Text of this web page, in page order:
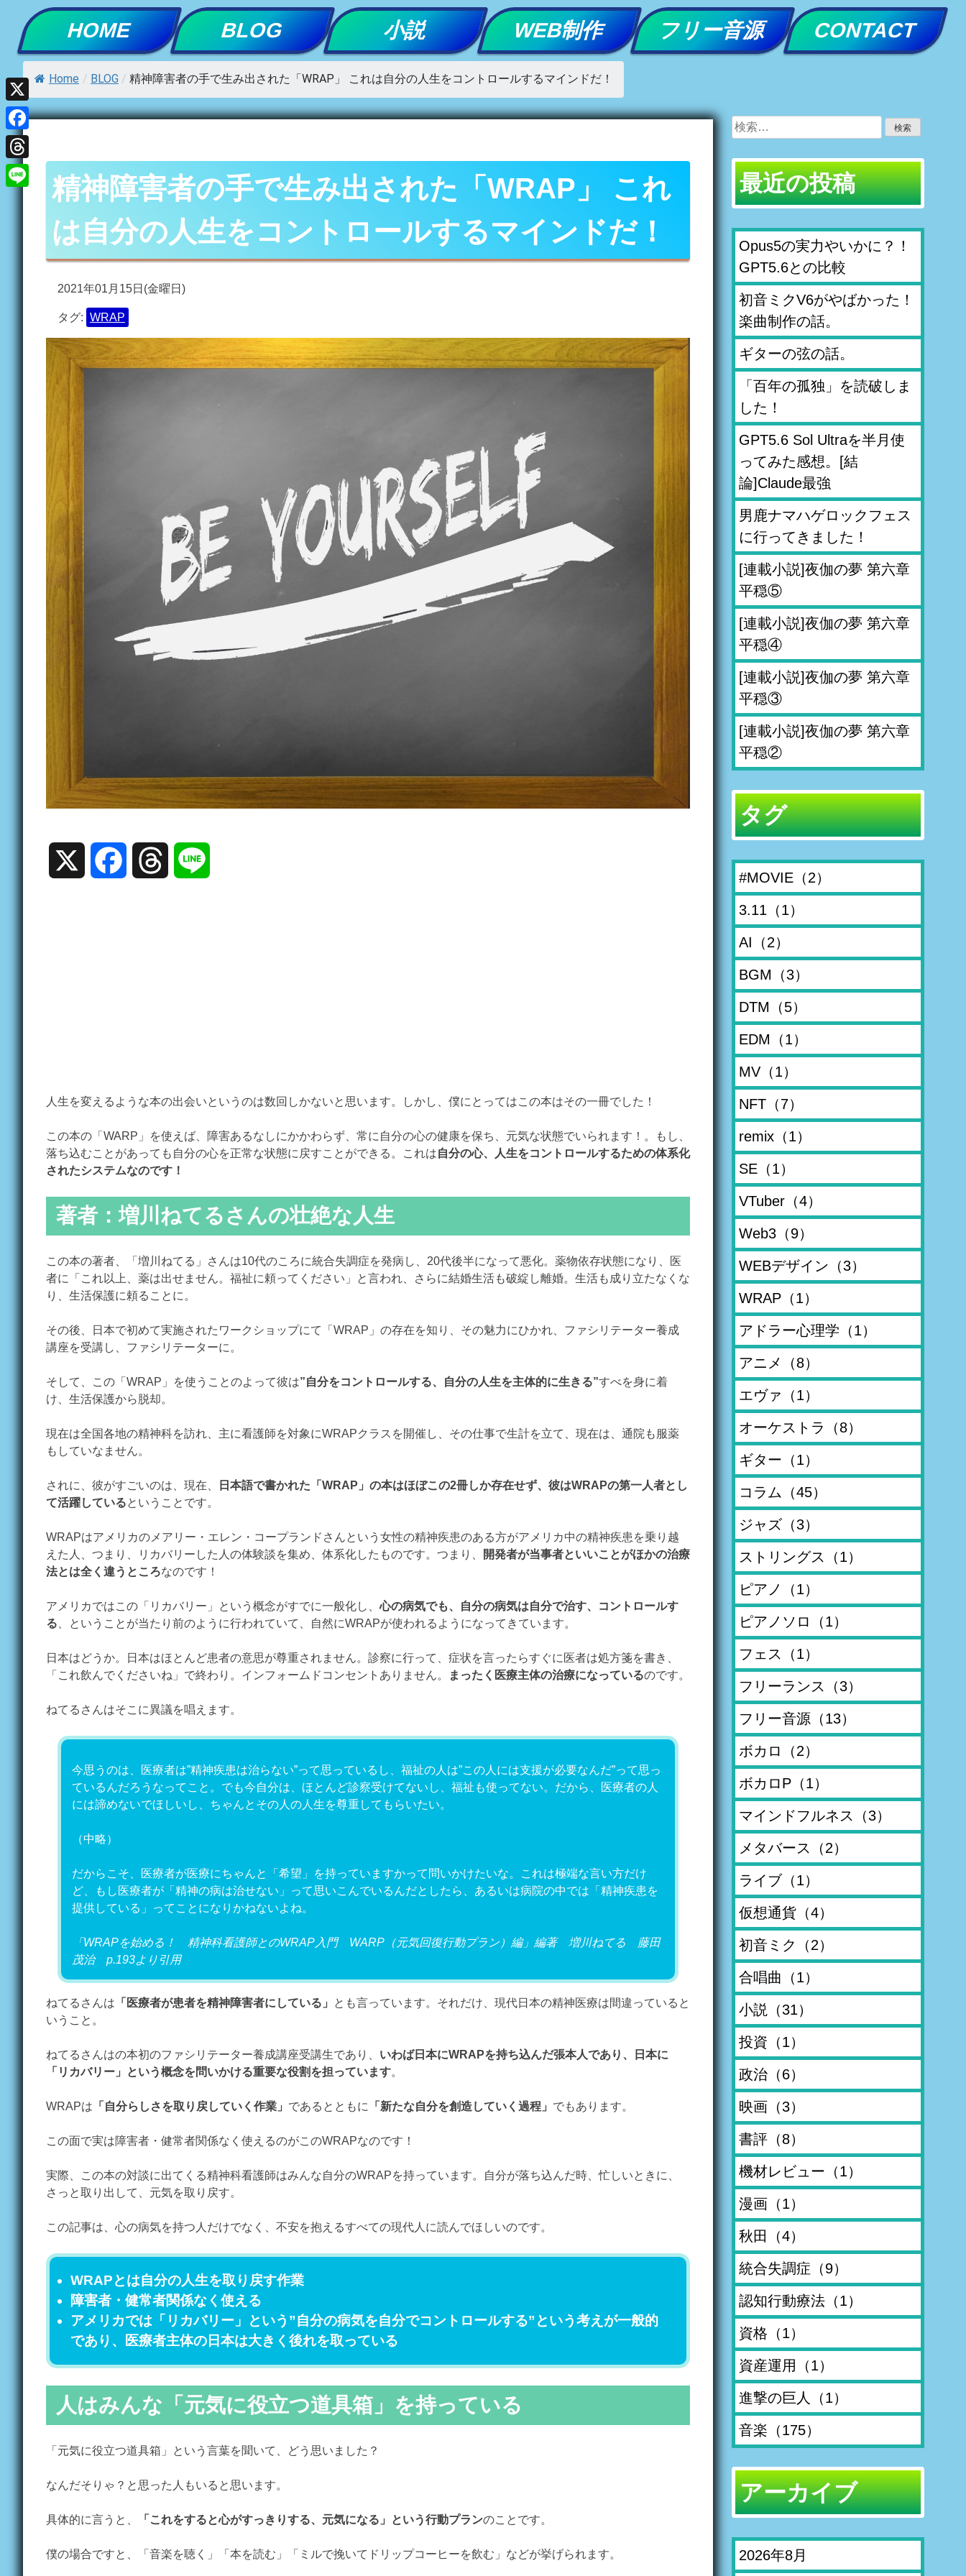
Skip
to
content
HOME BLOG 小説 WEB制作 フリー音源 CONTACT
Home / BLOG / 精神障害者の手で生み出された「WRAP」 これは自分の人生をコントロールするマインドだ！
精神障害者の手で生み出された「WRAP」 これ
は自分の人生をコントロールするマインドだ！
2021年01月15日(金曜日)
タグ: WRAP
Facebook Threads
人生を変えるような本の出会いというのは数回しかないと思います。しかし、僕にとってはこの本はその一冊でした！
この本の「WARP」を使えば、障害あるなしにかかわらず、常に自分の心の健康を保ち、元気な状態でいられます！。もし、
落ち込むことがあっても自分の心を正常な状態に戻すことができる。これは自分の心、人生をコントロールするための体系化
されたシステムなのです！
著者：増川ねてるさんの壮絶な人生
この本の著者、「増川ねてる」さんは10代のころに統合失調症を発病し、20代後半になって悪化。薬物依存状態になり、医
者に「これ以上、薬は出せません。福祉に頼ってください」と言われ、さらに結婚生活も破綻し離婚。生活も成り立たなくな
り、生活保護に頼ることに。
その後、日本で初めて実施されたワークショップにて「WRAP」の存在を知り、その魅力にひかれ、ファシリテーター養成
講座を受講し、ファシリテーターに。
そして、この「WRAP」を使うことのよって彼は”自分をコントロールする、自分の人生を主体的に生きる”すべを身に着
け、生活保護から脱却。
現在は全国各地の精神科を訪れ、主に看護師を対象にWRAPクラスを開催し、その仕事で生計を立て、現在は、通院も服薬
もしていなません。
されに、彼がすごいのは、現在、
日本語で書かれた「WRAP」の本はほぼこの2冊しか存在せず、彼はWRAPの第一人者とし
て活躍しているということです。
WRAPはアメリカのメアリー・エレン・コープランドさんという女性の精神疾患のある方がアメリカ中の精神疾患を乗り越
えた人、つまり、リカバリーした人の体験談を集め、体系化したものです。つまり、
開発者が当事者といいことがほかの治療
法とは全く違うところなのです！
アメリカではこの「リカバリー」という概念がすでに一般化し、心の病気でも、自分の病気は自分で治す、コントロールす
る 、ということが当たり前のように行われていて、自然にWRAPが使われるようになってきています。
日本はどうか。日本はほとんど患者の意思が尊重されません。診察に行って、症状を言ったらすぐに医者は処方箋を書き、
「これ飲んでくださいね」で終わり。インフォームドコンセントありません。
まったく医療主体の治療になっているのです。
ねてるさんはそこに異議を唱えます。
今思うのは、医療者は”精神疾患は治らない”って思っているし、福祉の人は”この人には支援が必要なんだ”って思っ
ているんだろうなってこと。でも今自分は、ほとんど診察受けてないし、福祉も使ってない。だから、医療者の人
には諦めないでほしいし、ちゃんとその人の人生を尊重してもらいたい。
（中略）
だからこそ、医療者が医療にちゃんと「希望」を持っていますかって問いかけたいな。これは極端な言い方だけ
ど、もし医療者が「精神の病は治せない」って思いこんでいるんだとしたら、あるいは病院の中では「精神疾患を
提供している」ってことになりかねないよね。
「WRAPを始める！ 精神科看護師とのWRAP入門 WARP（元気回復行動プラン）編」編著 増川ねてる 藤田
茂治 p.193より引用
ねてるさんは 「医療者が患者を精神障害者にしている」
とも言っています。それだけ、現代日本の精神医療は間違っていると
いうこと。
ねてるさんはの本初のファシリテーター養成講座受講生であり、 いわば日本にWRAPを持ち込んだ張本人であり、日本に
「リカバリー」という概念を問いかける重要な役割を担っています。
WRAPは 「自分らしさを取り戻していく作業」 であるとともに 「新たな自分を創造していく過程」 でもあります。
この面で実は障害者・健常者関係なく使えるのがこのWRAPなのです！
実際、この本の対談に出てくる精神科看護師はみんな自分のWRAPを持っています。自分が落ち込んだ時、忙しいときに、
さっと取り出して、元気を取り戻す。
この記事は、心の病気を持つ人だけでなく、不安を抱えるすべての現代人に読んでほしいのです。
WRAPとは自分の人生を取り戻す作業
障害者・健常者関係なく使える
アメリカでは「リカバリー」という”自分の病気を自分でコントロールする”という考えが一般的
であり、医療者主体の日本は大きく後れを取っている
人はみんな「元気に役立つ道具箱」を持っている
「元気に役立つ道具箱」という言葉を聞いて、どう思いました？
なんだそりゃ？と思った人もいると思います。
具体的に言うと、 「これをすると心がすっきりする、元気になる」という行動プランのことです。
僕の場合ですと、「音楽を聴く」「本を読む」「ミルで挽いてドリップコーヒーを飲む」などが挙げられます。
検
索:
最近の投稿
Opus5の実力やいかに？！
GPT5.6との比較
初音ミクV6がやばかった！
楽曲制作の話。
ギターの弦の話。
「百年の孤独」を読破しま
した！
GPT5.6 Sol Ultraを半月使
ってみた感想。[結
論]Claude最強
男鹿ナマハゲロックフェス
に行ってきました！
[連載小説]夜伽の夢 第六章
平穏⑤
[連載小説]夜伽の夢 第六章
平穏④
[連載小説]夜伽の夢 第六章
平穏③
[連載小説]夜伽の夢 第六章
平穏②
タグ
#MOVIE（2）
3.11 （1）
AI （2）
BGM （3）
DTM （5）
EDM （1）
MV（1）
NFT（7）
remix（1）
SE（1）
VTuber（4）
Web3（9）
WEBデザイン （3）
WRAP（1）
アドラー心理学 （1）
アニメ （8）
エヴァ （1）
オーケストラ （8）
ギター （1）
コラム （45）
ジャズ（3）
ストリングス （1）
ピアノ （1）
ピアノソロ （1）
フェス （1）
フリーランス （3）
フリー音源（13）
ボカロ （2）
ボカロP（1）
マインドフルネス （3）
メタバース （2）
ライブ（1）
仮想通貨（4）
初音ミク （2）
合唱曲 （1）
小説 （31）
投資 （1）
政治（6）
映画（3）
書評（8）
機材レビュー （1）
漫画（1）
秋田 （4）
統合失調症 （9）
認知行動療法（1）
資格 （1）
資産運用 （1）
進撃の巨人 （1）
音楽 （175）
アーカイブ
2026年8月
X
Facebook
Threads